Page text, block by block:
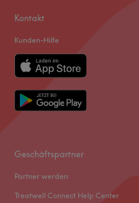
Kontakt
Kunden-Hilfe
Geschäftspartner
Partner werden
Treatwell Connect Help Center